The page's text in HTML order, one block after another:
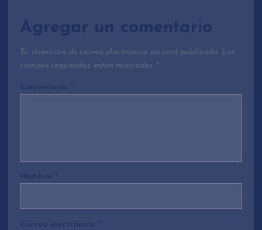
Agregar un comentario
Tu dirección de correo electrónico no será publicada. Los
campos requeridos están marcados *
Comentario *
Nombre *
Correo electrónico *